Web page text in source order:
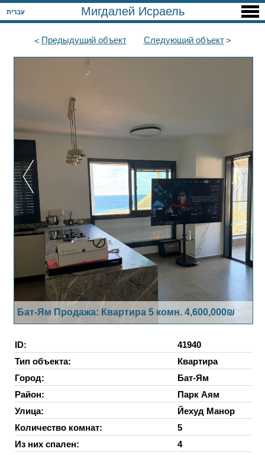
עברית Мигдалей Исраель
Предыдущийобъект Следующийобъект
Бат-Ям Продажа: Квартира 5 комн. 4,600,000₪
ID:
41940
Тип объекта:
Квартира
Город:
Бат-Ям
Район:
Парк Аям
Улица:
Йехуд Манор
Количество комнат:
5
Из них спален:
4